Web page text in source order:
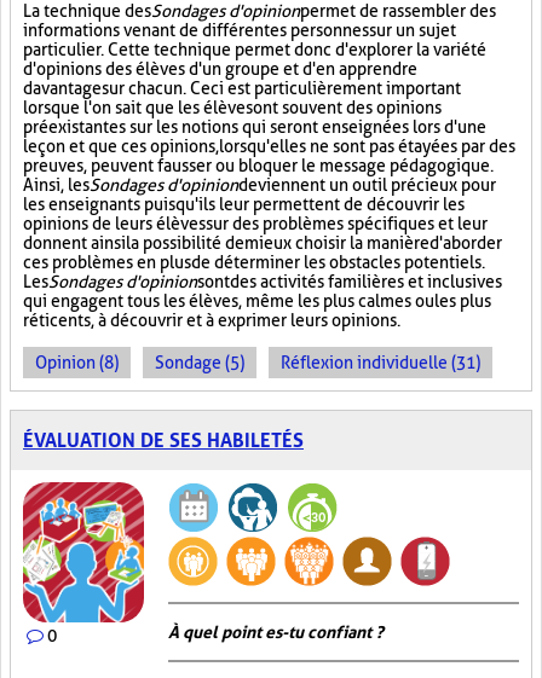
La technique desSondages d'opinionpermet de rassembler des
informations venant de différentes personnes sur un sujet
particulier. Cette technique permet donc d'explorer la variété
d'opinions des élèves d'un groupe et d'en apprendre
davantage sur chacun. Ceci est particulièrement important
lorsque l'on sait que les élèves ont souvent des opinions
préexistantes sur les notions qui seront enseignées lors d'une
leçon et que ces opinions, lorsqu'elles ne sont pas étayées par des
preuves, peuvent fausser ou bloquer le message pédagogique.
Ainsi, lesSondages d'opiniondeviennent un outil précieux pour
les enseignants puisqu'ils leur permettent de découvrir les
opinions de leurs élèves sur des problèmes spécifiques et leur
donnent ainsi la possibilité de mieux choisir la manière d'aborder
ces problèmes en plus de déterminer les obstacles potentiels.
LesSondages d'opinionsont des activités familières et inclusives
qui engagent tous les élèves, même les plus calmes ou les plus
réticents, à découvrir et à exprimer leurs opinions.
Opinion (8) Sondage (5) Réflexion individuelle (31)
ÉVALUATION DE SES HABILETÉS
0 À quel point es-tu confiant ?